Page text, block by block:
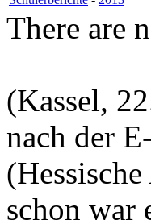
There are
(Kassel,
nach der
schon war